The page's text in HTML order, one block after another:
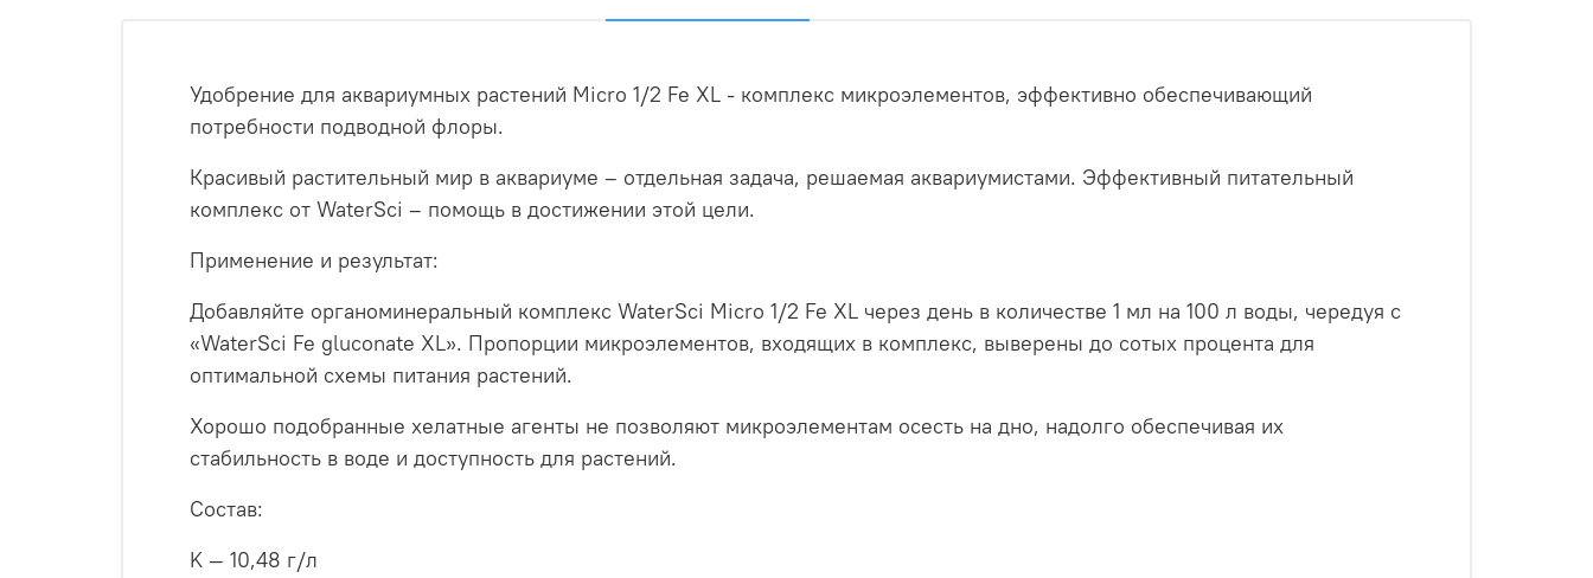
Удобрение для аквариумных растений Micro 1/2 Fe XL - комплекс микроэлементов, эффективно обеспечивающий
потребности подводной флоры.
Красивый растительный мир в аквариуме – отдельная задача, решаемая аквариумистами. Эффективный питательный
комплекс от WaterSci – помощь в достижении этой цели.
Применение и результат:
Добавляйте органоминеральный комплекс WaterSci Micro 1/2 Fe XL через день в количестве 1 мл на 100 л воды, чередуя с
«WaterSci Fe gluconate XL». Пропорции микроэлементов, входящих в комплекс, выверены до сотых процента для
оптимальной схемы питания растений.
Хорошо подобранные хелатные агенты не позволяют микроэлементам осесть на дно, надолго обеспечивая их
стабильность в воде и доступность для растений.
Состав:
K — 10,48 г/л